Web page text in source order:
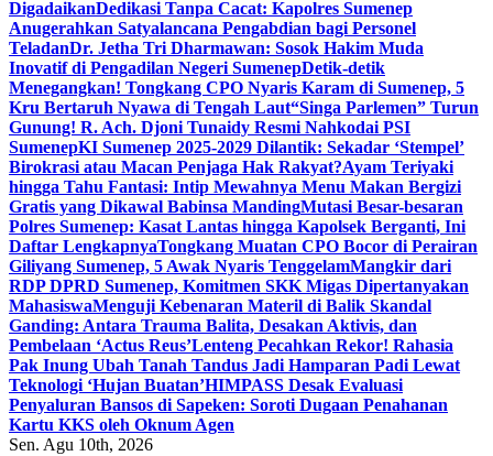
DigadaikanDedikasi Tanpa Cacat: Kapolres Sumenep
Anugerahkan Satyalancana Pengabdian bagi Personel
TeladanDr. Jetha Tri Dharmawan: Sosok Hakim Muda
Inovatif di Pengadilan Negeri SumenepDetik-detik
Menegangkan! Tongkang CPO Nyaris Karam di Sumenep, 5
Kru Bertaruh Nyawa di Tengah Laut“Singa Parlemen” Turun
Gunung! R. Ach. Djoni Tunaidy Resmi Nahkodai PSI
SumenepKI Sumenep 2025-2029 Dilantik: Sekadar ‘Stempel’
Birokrasi atau Macan Penjaga Hak Rakyat?Ayam Teriyaki
hingga Tahu Fantasi: Intip Mewahnya Menu Makan Bergizi
Gratis yang Dikawal Babinsa MandingMutasi Besar-besaran
Polres Sumenep: Kasat Lantas hingga Kapolsek Berganti, Ini
Daftar LengkapnyaTongkang Muatan CPO Bocor di Perairan
Giliyang Sumenep, 5 Awak Nyaris TenggelamMangkir dari
RDP DPRD Sumenep, Komitmen SKK Migas Dipertanyakan
MahasiswaMenguji Kebenaran Materil di Balik Skandal
Ganding: Antara Trauma Balita, Desakan Aktivis, dan
Pembelaan ‘Actus Reus’Lenteng Pecahkan Rekor! Rahasia
Pak Inung Ubah Tanah Tandus Jadi Hamparan Padi Lewat
Teknologi ‘Hujan Buatan’HIMPASS Desak Evaluasi
Penyaluran Bansos di Sapeken: Soroti Dugaan Penahanan
Kartu KKS oleh Oknum Agen
Sen. Agu 10th, 2026